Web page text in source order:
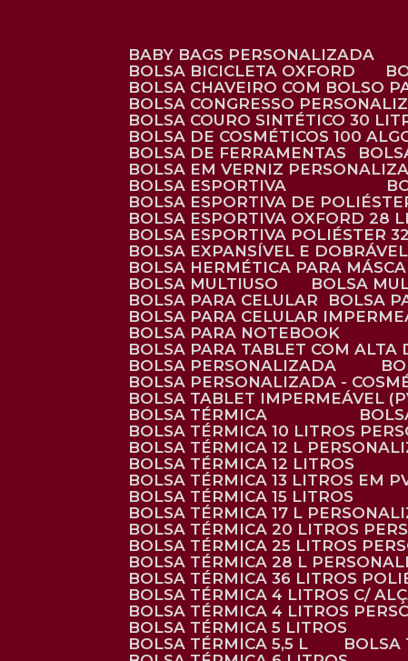
BABY BAGS PERSONALIZADA
BOLSA BICICLETA OXFORD
BOLSA CHAVEIRO COM BOLSO
BOLSA CONGRESSO
BOLSA COURO SINTÉTICO 30
BOLSA DE COSMÉTICOS 100
BOLSA DE FERRAMENTAS
BOLSA EM VERNIZ
BOLSA ESPORTIVA
BOLSA ESPORTIVA DE
BOLSA ESPORTIVA OXFORD 28
BOLSA ESPORTIVA POLIÉSTER
BOLSA EXPANSÍVEL E
BOLSA HERMÉTICA PARA
BOLSA MULTIUSO
BOLSA
BOLSA PARA CELULAR
BOLSA
BOLSA PARA CELULAR
BOLSA PARA NOTEBOOK
BOLSA PARA TABLET COM ALTA
BOLSA PERSONALIZADA
BOLSA PERSONALIZADA -
BOLSA TABLET IMPERMEÁVEL
BOLSA TÉRMICA
BOLSA TÉRMICA 10 LITROS
BOLSA TÉRMICA 12 L
BOLSA TÉRMICA 12 LITROS
BOLSA TÉRMICA 13 LITROS EM
BOLSA TÉRMICA 15 LITROS
BOLSA TÉRMICA 17 L
BOLSA TÉRMICA 20 LITROS
BOLSA TÉRMICA 25 LITROS
BOLSA TÉRMICA 28 L
BOLSA TÉRMICA 36 LITROS
BOLSA TÉRMICA 4 LITROS C/
BOLSA TÉRMICA 4 LITROS
BOLSA TÉRMICA 5 LITROS
BOLSA TÉRMICA 5,5 L